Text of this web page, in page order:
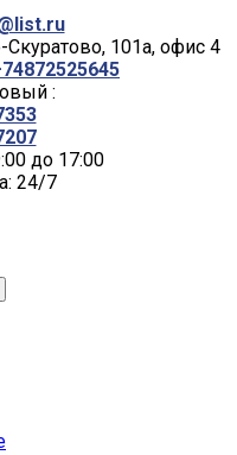
Скуратово, 101а, офис 4
:
до 17:00
24/7